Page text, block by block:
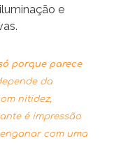
e
porque parece
da
nitidez,
é impressão
com uma